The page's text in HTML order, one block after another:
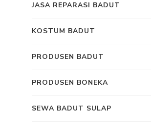
JASA REPARASI BADUT
KOSTUM BADUT
PRODUSEN BADUT
PRODUSEN BONEKA
SEWA BADUT SULAP